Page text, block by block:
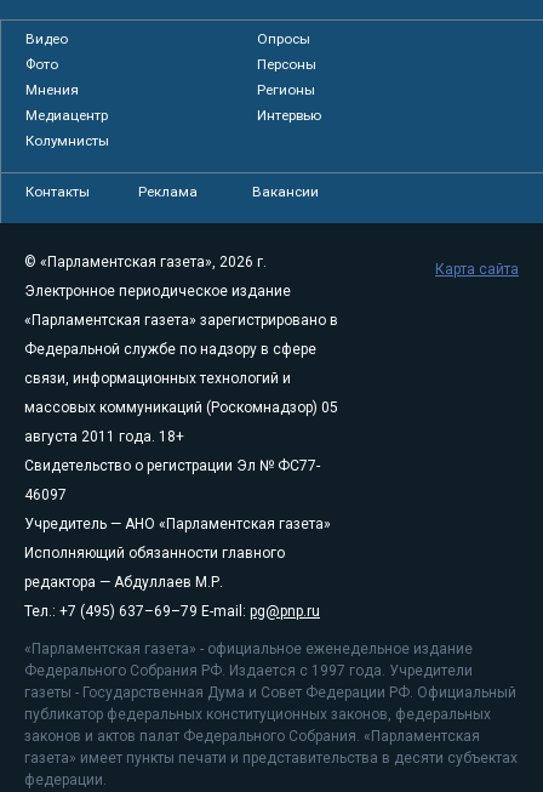
Видео
Опросы
Фото
Персоны
Мнения
Регионы
Медиацентр
Интервью
Колумнисты
Контакты Реклама Вакансии
© «Парламентская газета», 2026 г.
Электронное периодическое издание
«Парламентская газета» зарегистрировано в
Федеральной службе по надзору в сфере
связи, информационных технологий и
массовых коммуникаций (Роскомнадзор) 05
августа 2011 года. 18+
Свидетельство о регистрации Эл № ФС77-
46097
Учредитель — АНО «Парламентская газета»
Исполняющий обязанности главного
редактора — Абдуллаев М.Р.
Тел.: +7 (495) 637–69–79 E-mail: pg@pnp.ru
«Парламентская газета» - официальное еженедельное издание
Федерального Собрания РФ. Издается с 1997 года. Учредители
газеты - Государственная Дума и Совет Федерации РФ. Официальный
публикатор федеральных конституционных законов, федеральных
законов и актов палат Федерального Собрания. «Парламентская
газета» имеет пункты печати и представительства в десяти субъектах
федерации.
Карта сайта